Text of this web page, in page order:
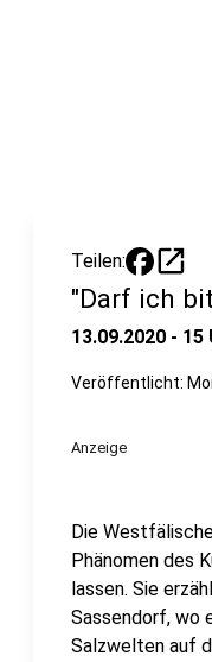
Teilen: open_in_new
"Darf ich
13.09.2020 -
Veröffentlicht:
Anzeige
Die
Phänomen des
lassen. Sie
Sassendorf, wo
Salzwelten auf